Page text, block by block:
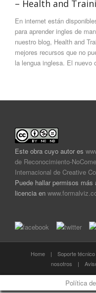
– Health and
En internet están
para aprender ingles de
nuestro blog, Health and
mejores recursos que no
la lengua inglesa. El nuevo
Este obra cuyo autor es
de Reconocimiento-
Internacional de Creative
Puede hallar permisos
licencia en
Home | Soporte técnico
nosotros
|
Política